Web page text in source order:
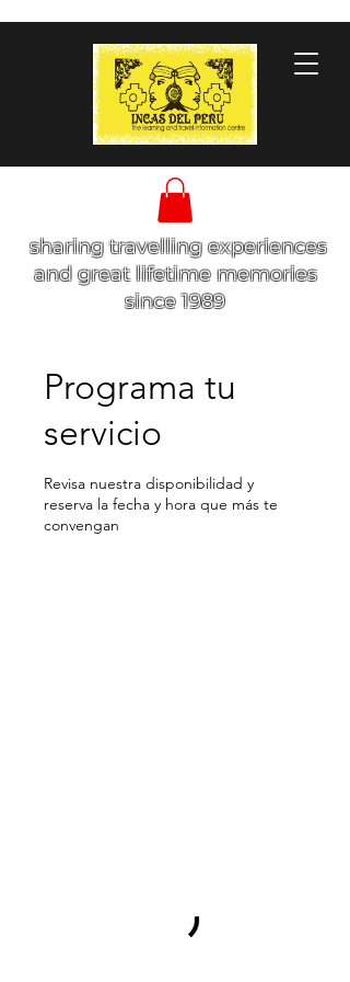
sharing travelling experiences
and great lifetime memories
since 1989
Programa tu
servicio
Revisa nuestra disponibilidad y
reserva la fecha y hora que más te
convengan